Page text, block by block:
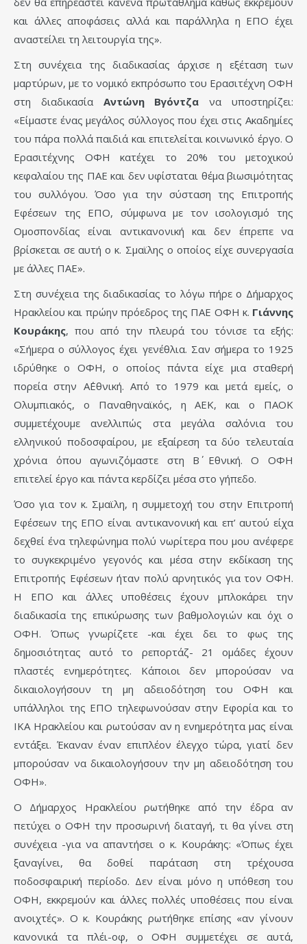
και άλλες αποφάσεις αλλά και παράλληλα η ΕΠΟ έχει
αναστείλει τη λειτουργία της».
Στη συνέχεια της διαδικασίας άρχισε η εξέταση των
μαρτύρων, με το νομικό εκπρόσωπο του Ερασιτέχνη ΟΦΗ
στη διαδικασία Αντώνη Βγόντζα να υποστηρίζει:
«Είμαστε ένας μεγάλος σύλλογος που έχει στις Ακαδημίες
του πάρα πολλά παιδιά και επιτελείται κοινωνικό έργο. Ο
Ερασιτέχνης ΟΦΗ κατέχει το 20% του μετοχικού
κεφαλαίου της ΠΑΕ και δεν υφίσταται θέμα βιωσιμότητας
του συλλόγου. Όσο για την σύσταση της Επιτροπής
Εφέσεων της ΕΠΟ, σύμφωνα με τον ισολογισμό της
Ομοσπονδίας είναι αντικανονική και δεν έπρεπε να
βρίσκεται σε αυτή ο κ. Σμαϊλης ο οποίος είχε συνεργασία
με άλλες ΠΑΕ».
Στη συνέχεια της διαδικασίας το λόγω πήρε ο Δήμαρχος
Ηρακλείου και πρώην πρόεδρος της ΠΑΕ ΟΦΗ κ. Γιάννης
Κουράκης, που από την πλευρά του τόνισε τα εξής:
«Σήμερα ο σύλλογος έχει γενέθλια. Σαν σήμερα το 1925
ιδρύθηκε ο ΟΦΗ, ο οποίος πάντα είχε μια σταθερή
πορεία στην Α΄Εθνική. Από το 1979 και μετά εμείς, ο
Ολυμπιακός, ο Παναθηναϊκός, η ΑΕΚ, και ο ΠΑΟΚ
συμμετέχουμε ανελλιπώς στα μεγάλα σαλόνια του
ελληνικού ποδοσφαίρου, με εξαίρεση τα δύο τελευταία
χρόνια όπου αγωνιζόμαστε στη Β΄ Εθνική. Ο ΟΦΗ
επιτελεί έργο και πάντα κερδίζει μέσα στο γήπεδο.
Όσο για τον κ. Σμαϊλη, η συμμετοχή του στην Επιτροπή
Εφέσεων της ΕΠΟ είναι αντικανονική και επ’ αυτού είχα
δεχθεί ένα τηλεφώνημα πολύ νωρίτερα που μου ανέφερε
το συγκεκριμένο γεγονός και μέσα στην εκδίκαση της
Επιτροπής Εφέσεων ήταν πολύ αρνητικός για τον ΟΦΗ.
Η ΕΠΟ και άλλες υποθέσεις έχουν μπλοκάρει την
διαδικασία της επικύρωσης των βαθμολογιών και όχι ο
ΟΦΗ. Όπως γνωρίζετε -και έχει δει το φως της
δημοσιότητας αυτό το ρεπορτάζ- 21 ομάδες έχουν
πλαστές ενημερότητες. Κάποιοι δεν μπορούσαν να
δικαιολογήσουν τη μη αδειοδότηση του ΟΦΗ και
υπάλληλοι της ΕΠΟ τηλεφωνούσαν στην Εφορία και το
ΙΚΑ Ηρακλείου και ρωτούσαν αν η ενημερότητα μας είναι
εντάξει. Έκαναν έναν επιπλέον έλεγχο τώρα, γιατί δεν
μπορούσαν να δικαιολογήσουν την μη αδειοδότηση του
ΟΦΗ».
Ο Δήμαρχος Ηρακλείου ρωτήθηκε από την έδρα αν
πετύχει ο ΟΦΗ την προσωρινή διαταγή, τι θα γίνει στη
συνέχεια -για να απαντήσει ο κ. Κουράκης: «Όπως έχει
ξαναγίνει, θα δοθεί παράταση στη τρέχουσα
ποδοσφαιρική περίοδο. Δεν είναι μόνο η υπόθεση του
ΟΦΗ, εκκρεμούν και άλλες πολλές υποθέσεις που είναι
ανοιχτές». Ο κ. Κουράκης ρωτήθηκε επίσης «αν γίνουν
κανονικά τα πλέι-οφ, ο ΟΦΗ συμμετέχει σε αυτά,